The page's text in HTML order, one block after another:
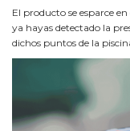
El producto se esparce
ya hayas detectado la
dichos puntos de la